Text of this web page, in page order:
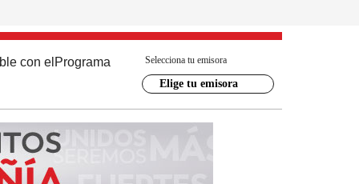
con el Programa Selecciona tu emisora
Elige tu emisora